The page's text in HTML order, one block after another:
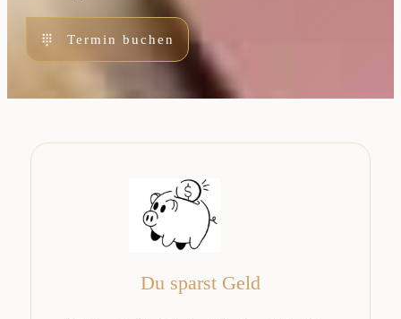
Termin buchen
Du sparst Geld